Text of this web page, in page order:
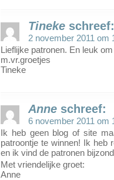
Tineke schreef:
2 november 2011 om
Lieflijke patronen. En leuk
m.vr.groetjes
Tineke
Anne schreef:
6 november 2011 om
Ik heb geen blog of site
patroontje te winnen! Ik heb
en ik vind de patronen
Met vriendelijke groet:
Anne